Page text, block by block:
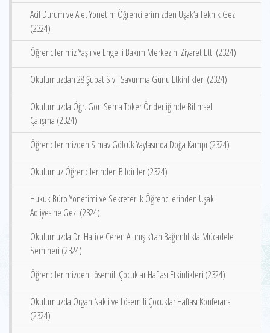
Acil Durum ve Afet Yönetim Öğrencilerimizden Uşak‘a Teknik Gezi
(2324)
Öğrencilerimiz Yaşlı ve Engelli Bakım Merkezini Ziyaret Etti (2324)
Okulumuzdan 28 Şubat Sivil Savunma Günü Etkinlikleri (2324)
Okulumuzda Öğr. Gör. Sema Toker Önderliğinde Bilimsel
Çalışma (2324)
Öğrencilerimizden Simav Gölcük Yaylasında Doğa Kampı (2324)
Okulumuz Öğrencilerinden Bildiriler (2324)
Hukuk Büro Yönetimi ve Sekreterlik Öğrencilerinden Uşak
Adliyesine Gezi (2324)
Okulumuzda Dr. Hatice Ceren Altınışık‘tan Bağımlılıkla Mücadele
Semineri (2324)
Öğrencilerimizden Lösemili Çocuklar Haftası Etkinlikleri (2324)
Okulumuzda Organ Nakli ve Lösemili Çocuklar Haftası Konferansı
(2324)